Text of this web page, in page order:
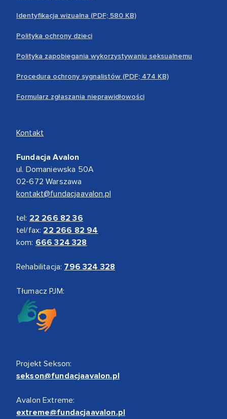
Identyfikacja wizualna (PDF; 580 KB)
Polityka ochrony dzieci
Polityka zapobiegania wykorzystywaniu seksualnemu
Procedura ochrony sygnalistów (PDF; 474 KB)
Formularz zgłaszania nieprawidłowości
Kontakt
Fundacja Avalon
ul. Domaniewska 50A
02-672 Warszawa
kontakt@fundacjaavalon.pl
tel: 22 266 82 36
tel/fax: 22 266 82 94
kom: 666 324 328
Rehabilitacja: 796 324 328
Tłumacz PJM:
Projekt Sekson:
sekson@fundacjaavalon.pl
Avalon Extreme:
extreme@fundacjaavalon.pl